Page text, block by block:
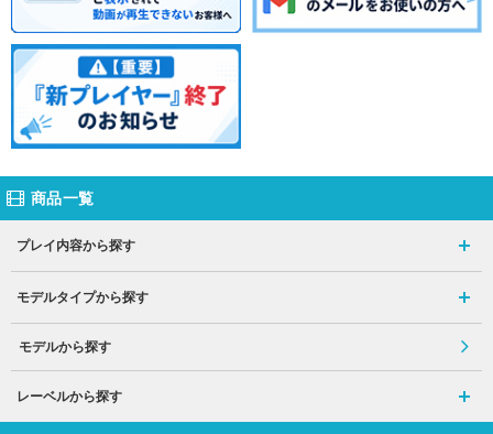
商品一覧
プレイ内容から探す
モデルタイプから探す
モデルから探す
レーベルから探す